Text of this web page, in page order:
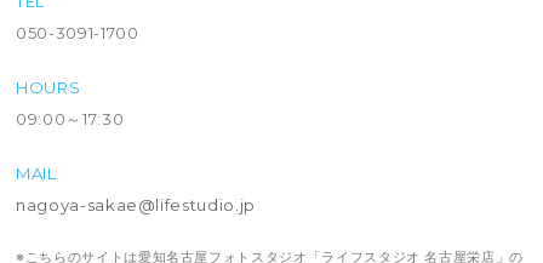
050-3091-1700
HOURS
09:00～17:30
MAIL
nagoya-sakae@lifestudio.jp
※こちらのサイトは愛知名古屋フォトスタジオ「ライフスタジオ 名古屋栄店」の